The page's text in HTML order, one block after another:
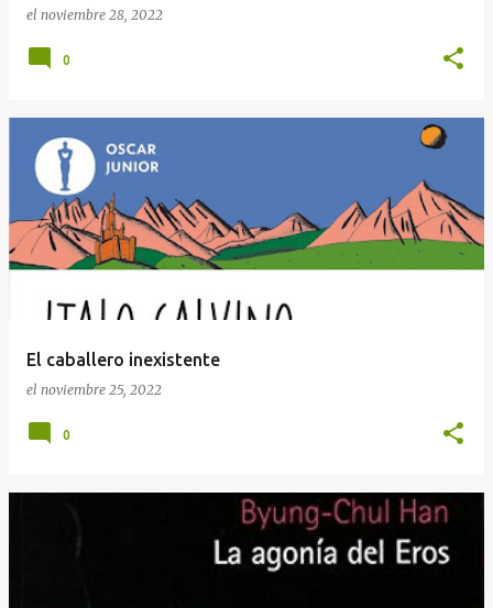
el noviembre 28, 2022
0
El caballero inexistente
el noviembre 25, 2022
0